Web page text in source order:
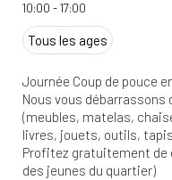
10:00 -17:00
Tous les ages
Journée Coup de pouce
Nous vous débarrassons
(meubles, matelas,
livres, jouets, outils,
Profitez gratuitement de
des jeunes du quartier)